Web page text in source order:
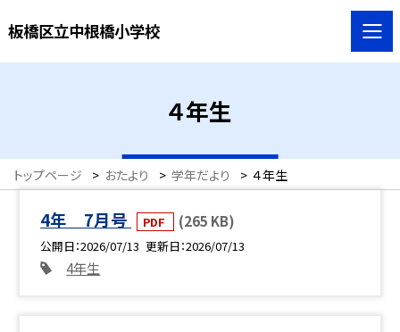
板橋区立中根橋小学校
４年生
トップページ > おたより > 学年だより > ４年生
4年 7月号 PDF (265 KB)
公開日 2026/07/13 更新日 2026/07/13
4年生